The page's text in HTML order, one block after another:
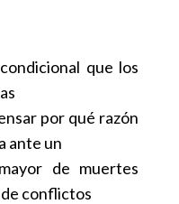
que los
por qué razón
ante un
de muertes
conflictos